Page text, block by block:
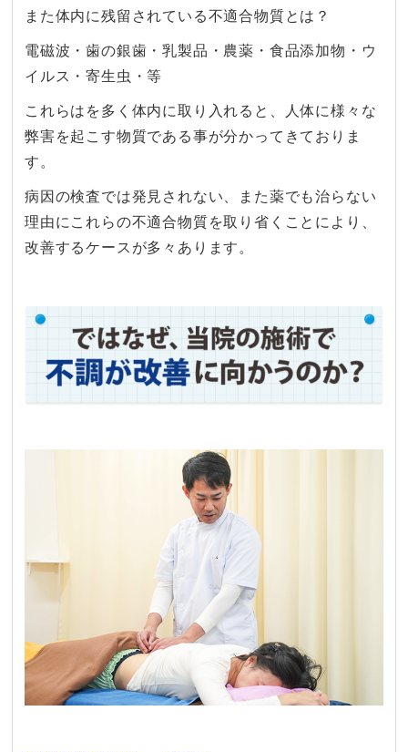
また体内に残留されている不適合物質とは？
電磁波・歯の銀歯・乳製品・農薬・食品添加物・ウ
イルス・寄生虫・等
これらはを多く体内に取り入れると、人体に様々な
弊害を起こす物質である事が分かってきておりま
す。
病因の検査では発見されない、また薬でも治らない
理由にこれらの不適合物質を取り省くことにより、
改善するケースが多々あります。